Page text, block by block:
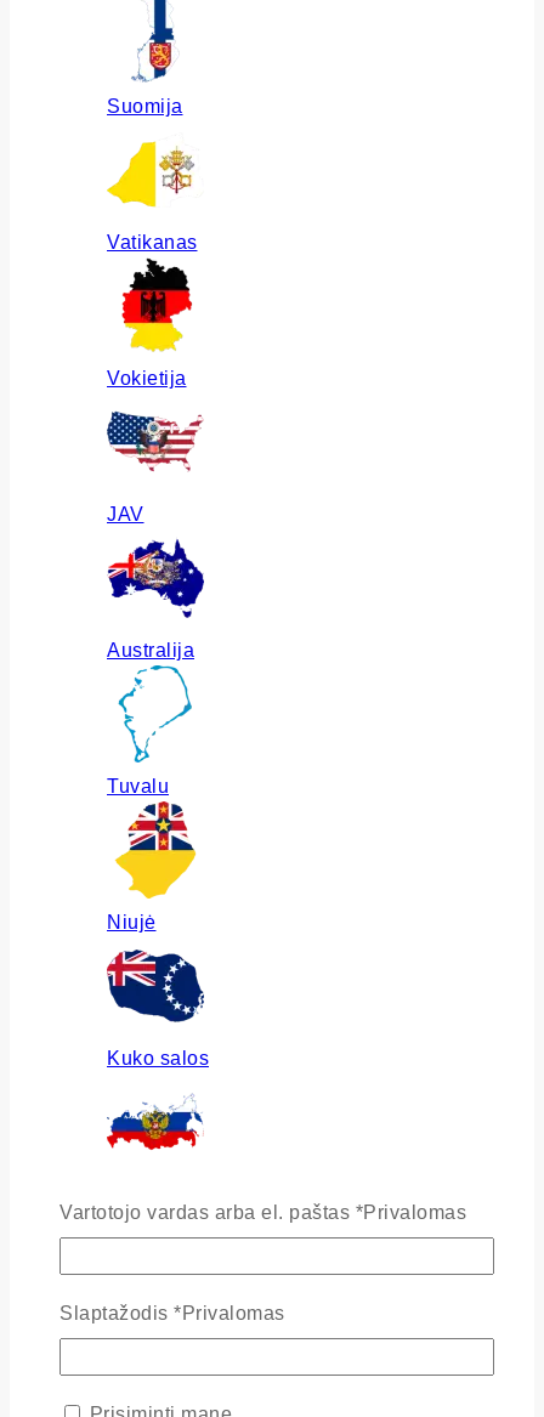
Suomija
Vatikanas
Vokietija
JAV
Australija
Tuvalu
Niujė
Kuko salos
Vartotojo vardas arba el. paštas *Privalomas
Slaptažodis *Privalomas